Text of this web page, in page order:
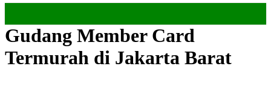
Gudang Member Card
Termurah di Jakarta Barat